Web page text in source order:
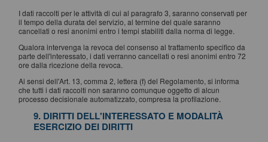
I dati raccolti per le attività di cui al paragrafo 3, saranno conservati per
il tempo della durata del servizio, al termine del quale saranno
cancellati o resi anonimi entro i tempi stabiliti dalla norma di legge.
Qualora intervenga la revoca del consenso al trattamento specifico da
parte dell'interessato, i dati verranno cancellati o resi anonimi entro 72
ore dalla ricezione della revoca.
Ai sensi dell'Art. 13, comma 2, lettera (f) del Regolamento, si informa
che tutti i dati raccolti non saranno comunque oggetto di alcun
processo decisionale automatizzato, compresa la profilazione.
9. DIRITTI DELL'INTERESSATO E MODALITÀ
ESERCIZIO DEI DIRITTI